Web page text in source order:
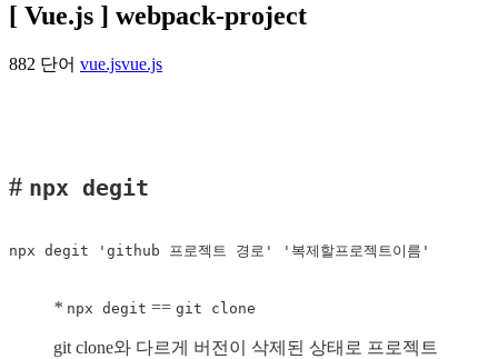
[ Vue.js ] webpack-project
882 단어 vue.jsvue.js
# npx degit
npx degit 'github 프로젝트 경로' '복제할프로젝트이름'
* npx degit == git clone
git clone와 다르게 버전이 삭제된 상태로 프로젝트